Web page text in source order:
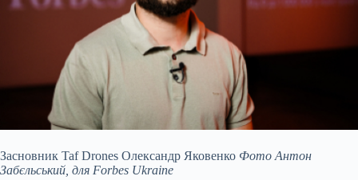
Засновник Taf Drones Олександр Яковенко Фото Антон
Забєльський, для Forbes Ukraine